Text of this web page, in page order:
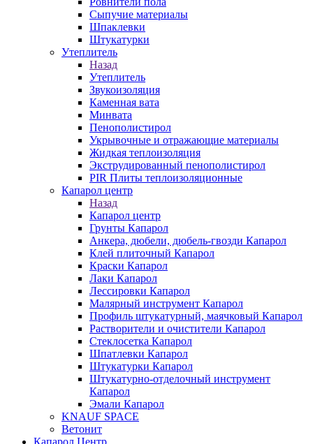
Сыпучие материалы
Шпаклевки
Штукатурки
Утеплитель
Назад
Утеплитель
Звукоизоляция
Каменная вата
Минвата
Пенополистирол
Укрывочные и отражающие материалы
Жидкая теплоизоляция
Экструдированный пенополистирол
PIR Плиты теплоизоляционные
Капарол центр
Назад
Капарол центр
Грунты Капарол
Анкера, дюбели, дюбель-гвозди Капарол
Клей плиточный Капарол
Краски Капарол
Лаки Капарол
Лессировки Капарол
Малярный инструмент Капарол
Профиль штукатурный, маячковый Капарол
Растворители и очистители Капарол
Cтеклосетка Капарол
Шпатлевки Капарол
Штукатурки Капарол
Штукатурно-отделочный инструмент
Капарол
Эмали Капарол
KNAUF SPACE
Ветонит
Капарол Центр